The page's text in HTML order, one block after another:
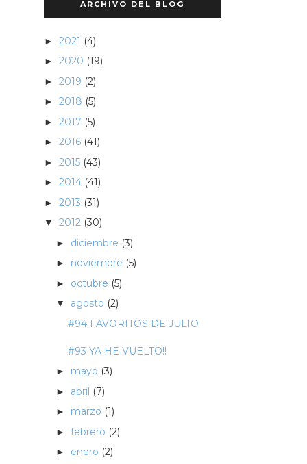
ARCHIVO DEL BLOG
► 2021 (4)
► 2020 (19)
► 2019 (2)
► 2018 (5)
► 2017 (5)
► 2016 (41)
► 2015 (43)
► 2014 (41)
► 2013 (31)
▼ 2012 (30)
► diciembre (3)
► noviembre (5)
► octubre (5)
▼ agosto (2)
#94 FAVORITOS DE JULIO
#93 YA HE VUELTO!!
► mayo (3)
► abril (7)
► marzo (1)
► febrero (2)
► enero (2)